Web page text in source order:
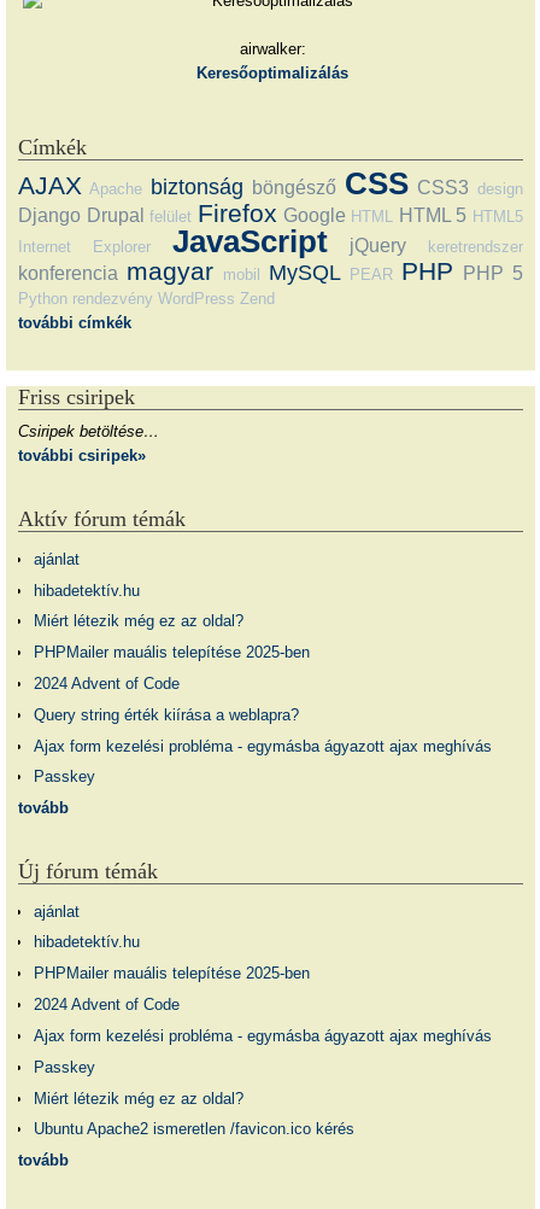
airwalker:
Keresőoptimalizálás
Címkék
AJAX Apache biztonság böngésző CSS CSS3 design
Django Drupal felület Firefox Google HTML HTML 5 HTML5
Internet Explorer
JavaScript jQuery keretrendszer
konferencia magyar mobil MySQL PEAR PHP PHP 5
Python rendezvény WordPress Zend
további címkék
Friss csiripek
Csiripek betöltése…
további csiripek»
Aktív fórum témák
ajánlat
hibadetektív.hu
Miért létezik még ez az oldal?
PHPMailer mauális telepítése 2025-ben
2024 Advent of Code
Query string érték kiírása a weblapra?
Ajax form kezelési probléma - egymásba ágyazott ajax meghívás
Passkey
tovább
Új fórum témák
ajánlat
hibadetektív.hu
PHPMailer mauális telepítése 2025-ben
2024 Advent of Code
Ajax form kezelési probléma - egymásba ágyazott ajax meghívás
Passkey
Miért létezik még ez az oldal?
Ubuntu Apache2 ismeretlen /favicon.ico kérés
tovább